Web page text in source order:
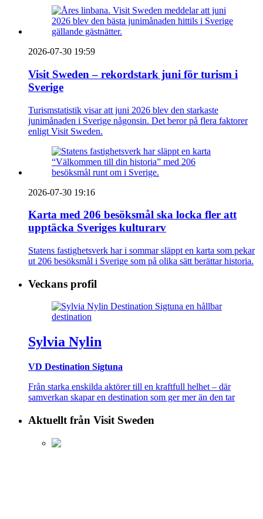
2026-07-30 19:59
Visit Sweden – rekordstark juni för turism i
Sverige
Turismstatistik visar att juni 2026 blev den starkaste
junimånaden i Sverige någonsin. Det beror på flera faktorer
enligt Visit Sweden.
2026-07-30 19:16
Karta med 206 besöksmål ska locka fler att
upptäcka Sveriges kulturarv
Statens fastighetsverk har i sommar släppt en karta som pekar
ut 206 besöksmål i Sverige som på olika sätt berättar historia.
Veckans profil
Sylvia Nylin
VD Destination Sigtuna
Från starka enskilda aktörer till en kraftfull helhet – där
samverkan skapar en destination som ger mer än den tar
Aktuellt från Visit Sweden